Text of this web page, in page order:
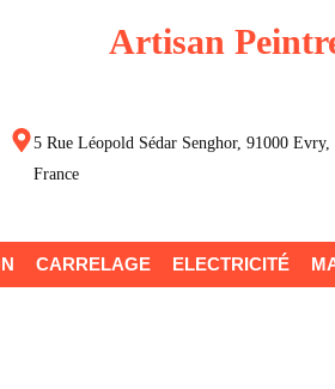
Artisan
5 Rue Léopold Sédar Senghor, 91000 Evry,
France
CARRELAGE ELECTRICITÉ